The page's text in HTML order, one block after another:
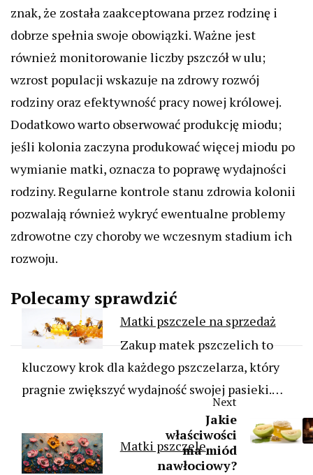
znak, że została zaakceptowana przez rodzinę i
dobrze spełnia swoje obowiązki. Ważne jest
również monitorowanie liczby pszczół w ulu;
wzrost populacji wskazuje na zdrowy rozwój
rodziny oraz efektywność pracy nowej królowej.
Dodatkowo warto obserwować produkcję miodu;
jeśli kolonia zaczyna produkować więcej miodu po
wymianie matki, oznacza to poprawę wydajności
rodziny. Regularne kontrole stanu zdrowia kolonii
pozwalają również wykryć ewentualne problemy
zdrowotne czy choroby we wczesnym stadium ich
rozwoju.
Polecamy sprawdzić
Matki pszczele na sprzedaż
Zakup matek pszczelich to
kluczowy krok dla każdego pszczelarza, który
pragnie zwiększyć wydajność swojej pasieki.…
Matki pszczele
Next
Jakie
właściwości
ma miód
nawłociowy?